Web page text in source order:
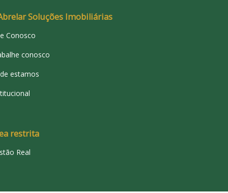
Soluções Imobiliárias
Conosco
conosco
estamos
restrita
Real